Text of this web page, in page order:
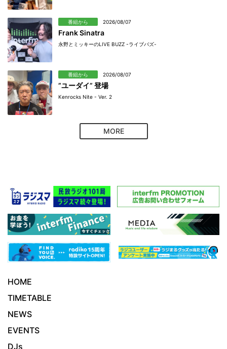
番組から 2026/08/07
Frank Sinatra
永野とミッキーのLIVE BUZZ -ライブバズ-
番組から 2026/08/07
”ユーダイ” 登場
Kenrocks Nite - Ver. 2
MORE
HOME
TIMETABLE
NEWS
EVENTS
DJs